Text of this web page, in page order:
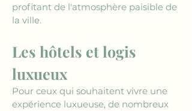
profitant de l'atmosphère paisible de
la ville.
Les hôtels et logis
luxueux
Pour ceux qui souhaitent vivre une
expérience luxueuse, de nombreux